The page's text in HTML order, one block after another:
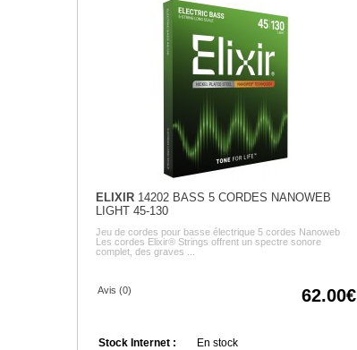
ELIXIR14202 BASS 5 CORDES NANOWEB
LIGHT 45-130
Jeu de cordes pour basse électrique 5 cordes Nanoweb
Les cordes Elixir® Strings offrent un spectre sonore
complet, des graves ...
Avis (0) 62.00
Stock Internet :
En stock